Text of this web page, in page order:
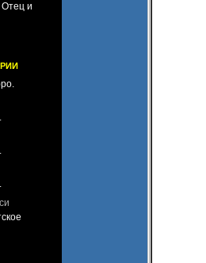
Отец и